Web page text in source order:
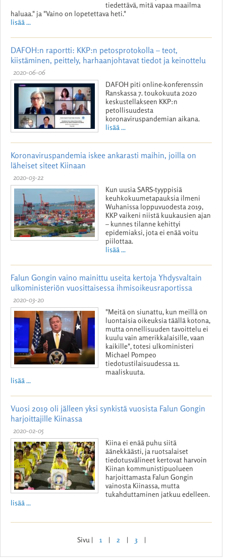
tiedettävä, mitä vapaa maailma
haluaa." ja "Vaino on lopetettava heti."
lisää ...
DAFOH:n raportti: KKP:n petosprotokolla – teot,
kiistäminen, peittely, harhaanjohtavat tiedot ja keinottelu
2020-06-06
DAFOH piti online-konferenssin
Ranskassa 7. toukokuuta 2020
keskustellakseen KKP:n
petollisuudesta
koronaviruspandemian aikana.
lisää ...
Koronaviruspandemia iskee ankarasti maihin, joilla on
läheiset siteet Kiinaan
2020-03-22
Kun uusia SARS-tyyppisiä
keuhkokuumetapauksia ilmeni
Wuhanissa loppuvuodesta 2019,
KKP vaikeni niistä kuukausien ajan
– kunnes tilanne kehittyi
epidemiaksi, jota ei enää voitu
piilottaa.
lisää ...
Falun Gongin vaino mainittu useita kertoja Yhdysvaltain
ulkoministeriön vuosittaisessa ihmisoikeusraportissa
2020-03-20
"Meitä on siunattu, kun meillä on
luontaisia oikeuksia täällä kotona,
mutta onnellisuuden tavoittelu ei
kuulu vain amerikkalaisille, vaan
kaikille", totesi ulkoministeri
Michael Pompeo
tiedotustilaisuudessa 11.
maaliskuuta.
lisää ...
Vuosi 2019 oli jälleen yksi synkistä vuosista Falun Gongin
harjoittajille Kiinassa
2020-02-05
Kiina ei enää puhu siitä
äänekkäästi, ja ruotsalaiset
tiedotusvälineet kertovat harvoin
Kiinan kommunistipuolueen
harjoittamasta Falun Gongin
vainosta Kiinassa, mutta
tukahduttaminen jatkuu edelleen.
lisää ...
Sivu | 1 | 2 | 3 |